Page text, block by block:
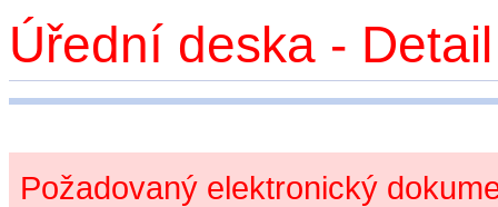
Úřední deska -
Požadovaný elektronický